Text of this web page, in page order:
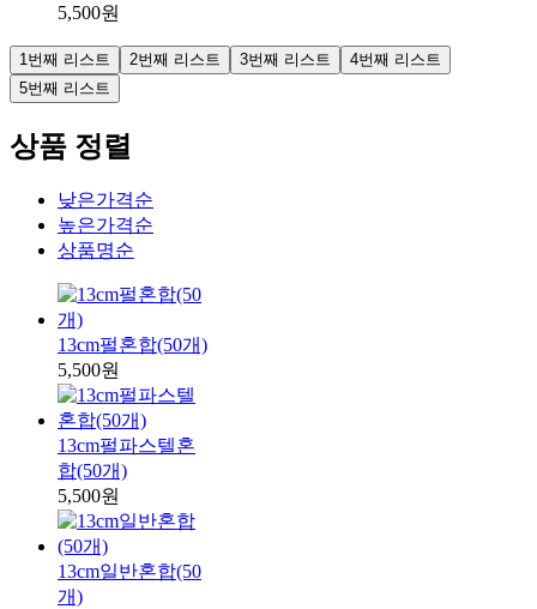
5,500원
1번째 리스트 2번째 리스트 3번째 리스트
4번째 리스트
5번째 리스트
상품 정렬
낮은가격순
높은가격순
상품명순
13cm펄혼합(50개)
5,500원
13cm펄파스텔혼
합(50개)
5,500원
13cm일반혼합(50
개)